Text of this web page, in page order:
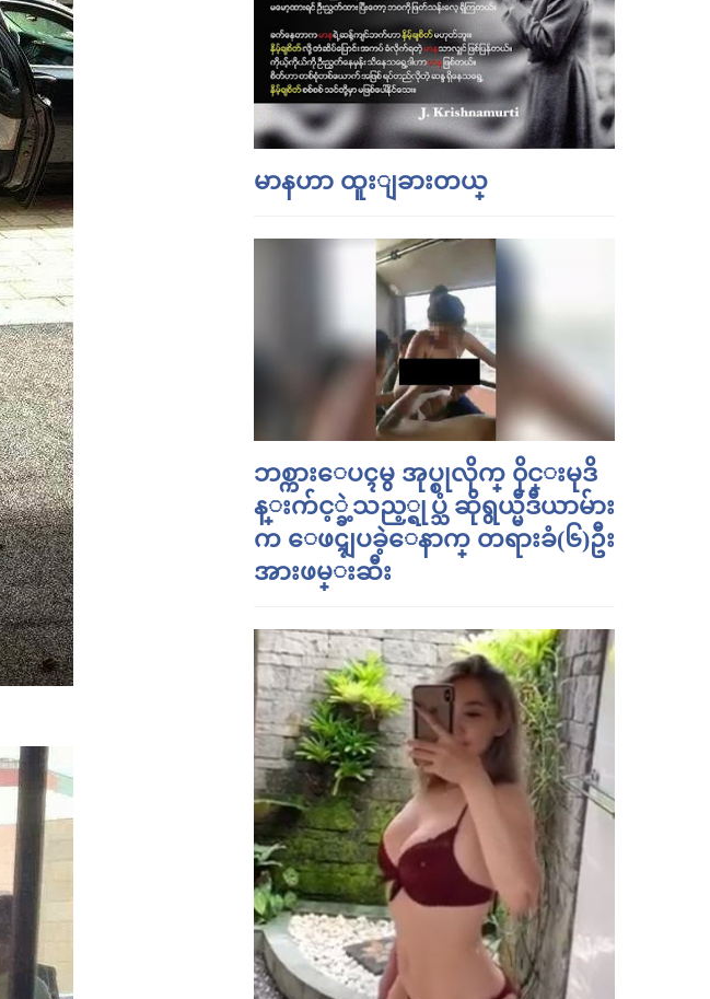
မာနဟာ ထူးျခားတယ္
ဘစ္ကားေပၚမွ အုပ္စုလိုက္ ၀ိုင္းမုဒိ
န္းက်င့္ခဲ့သည့္ရုပ္သံ ဆိုရွယ္မီဒီယာမ်ား
က ေဖၚျပခဲ့ေနာက္ တရားခံ(၆)ဦး
အားဖမ္းဆီး